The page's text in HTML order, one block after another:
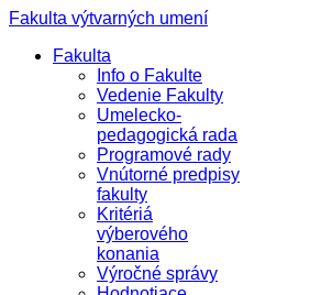
Fakulta výtvarných umení
Fakulta
Info o Fakulte
Vedenie Fakulty
Umelecko-
pedagogická rada
Programové rady
Vnútorné predpisy
fakulty
Kritériá
výberového
konania
Výročné správy